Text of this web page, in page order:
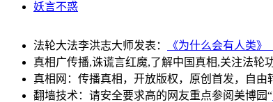
妖言不惑
法轮大法李洪志大师发表： 《为什么会有人类》
真相广传播,诛谎言红魔,了解中国真相,关注法轮
真相网：传播真相，开放版权，原创首发，自由
翻墙技术：请安全要求高的网友重点参阅美博园“